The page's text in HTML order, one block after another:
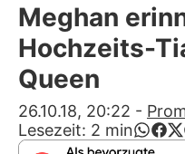
Alle
App
Meghan
Hochzeits-
Queen
26.10.18, 20:22 -
Lesezeit: 2 min